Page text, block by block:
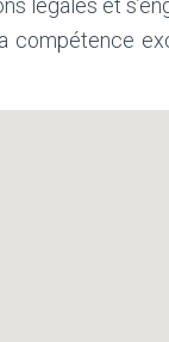
légales et